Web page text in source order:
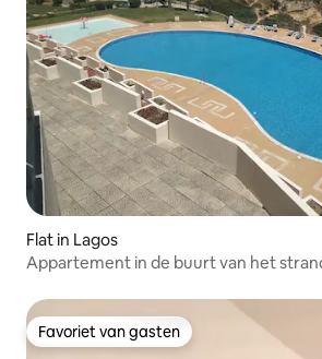
Flat in Lagos
Appartement in de buurt van het
Favoriet van gasten
Favoriet van gasten